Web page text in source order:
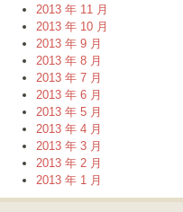
2013 年 11 月
2013 年 10 月
2013 年 9 月
2013 年 8 月
2013 年 7 月
2013 年 6 月
2013 年 5 月
2013 年 4 月
2013 年 3 月
2013 年 2 月
2013 年 1 月